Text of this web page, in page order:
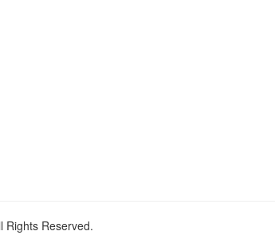
Reserved.